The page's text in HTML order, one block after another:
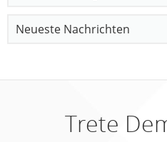
Neueste Nachrichten
Trete